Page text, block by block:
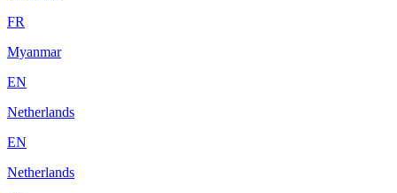
FR
Myanmar
EN
Netherlands
EN
Netherlands